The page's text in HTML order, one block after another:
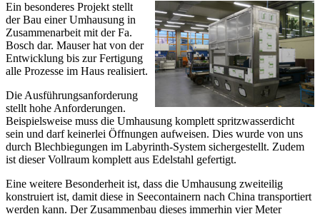
Ein besonderes Projekt stellt
der Bau einer Umhausung in
Zusammenarbeit mit der Fa.
Bosch dar. Mauser hat von der
Entwicklung bis zur Fertigung
alle Prozesse im Haus realisiert.
Die Ausführungsanforderung
stellt hohe Anforderungen.
Beispielsweise muss die Umhausung komplett spritzwasserdicht
sein und darf keinerlei Öffnungen aufweisen. Dies wurde von uns
durch Blechbiegungen im Labyrinth-System sichergestellt. Zudem
ist dieser Vollraum komplett aus Edelstahl gefertigt.
Eine weitere Besonderheit ist, dass die Umhausung zweiteilig
konstruiert ist, damit diese in Seecontainern nach China transportiert
werden kann. Der Zusammenbau dieses immerhin vier Meter